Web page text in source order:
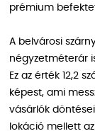
prémium
A belvárosi
négyzetméterár
Ez az érték 12,2
képest, ami
vásárlók
lokáció mellett